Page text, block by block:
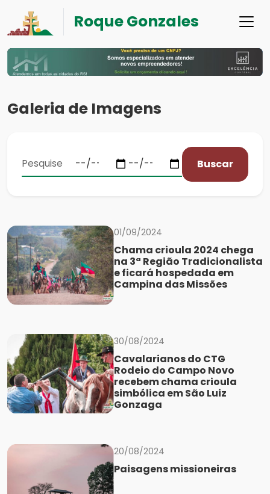
Roque Gonzales
Galeria de Imagens
Buscar
01/09/2024
Chama crioula 2024 chega
na 3ª Região Tradicionalista
e ficará hospedada em
Campina das Missões
30/08/2024
Cavalarianos do CTG
Rodeio do Campo Novo
recebem chama crioula
simbólica em São Luiz
Gonzaga
20/08/2024
Paisagens missioneiras